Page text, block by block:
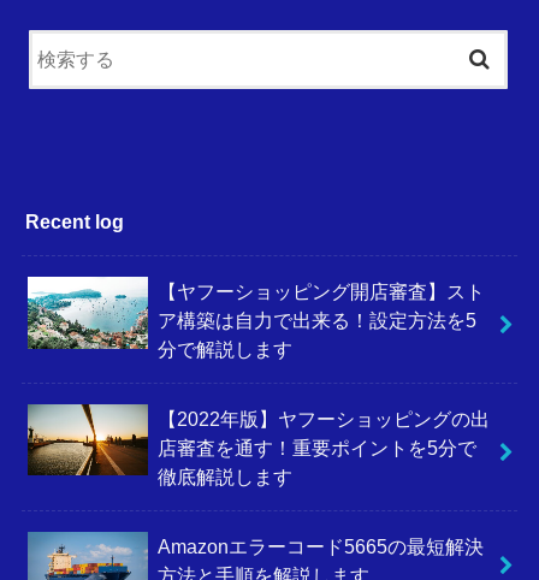
Recent log
【ヤフーショッピング開店審査】スト
ア構築は自力で出来る！設定方法を5
分で解説します
【2022年版】ヤフーショッピングの出
店審査を通す！重要ポイントを5分で
徹底解説します
Amazonエラーコード5665の最短解決
方法と手順を解説します